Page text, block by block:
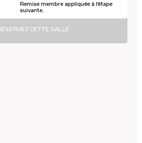
Remise membre appliquée à l'étape
suivante.
CETTE SALLE